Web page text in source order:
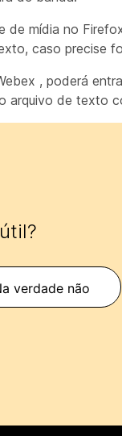
de mídia no
caso precise
, poderá
arquivo de texto
verdade não